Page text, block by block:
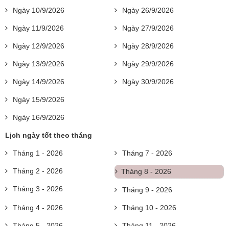
Ngày 10/9/2026
Ngày 11/9/2026
Ngày 12/9/2026
Ngày 13/9/2026
Ngày 14/9/2026
Ngày 15/9/2026
Ngày 16/9/2026
Ngày 26/9/2026
Ngày 27/9/2026
Ngày 28/9/2026
Ngày 29/9/2026
Ngày 30/9/2026
Lịch ngày tốt theo tháng
Tháng 1 - 2026
Tháng 2 - 2026
Tháng 3 - 2026
Tháng 4 - 2026
Tháng 7 - 2026
Tháng 8 - 2026
Tháng 9 - 2026
Tháng 10 - 2026